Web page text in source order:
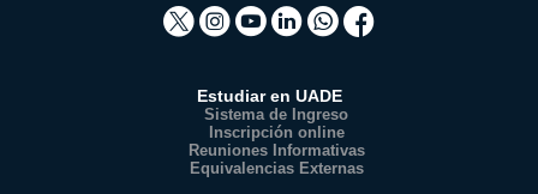
Estudiar en UADE
Sistema de Ingreso
Inscripción online
Reuniones Informativas
Equivalencias Externas